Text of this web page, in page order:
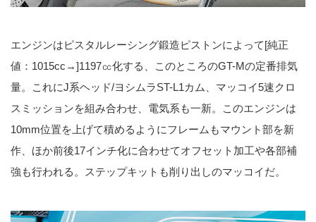
エンジンはピスタルレーシング鍛造ピストンによって[純正
値：1015cc→]1197㏄化する、このところのGT-Mの定番排気
量。これにJ系ヘッド/ヨシムラST-L1カム、マッコイ5速クロ
スミッションを組み合わせ、電気系も一新。このエンジンは
10mm位置を上げて積めるようにフレームもマウント部を新
作、ほか前後17インチ化に合わせてオフセット加工や各部補
強も行われる。ステップキットも削り出しのマッコイだ。